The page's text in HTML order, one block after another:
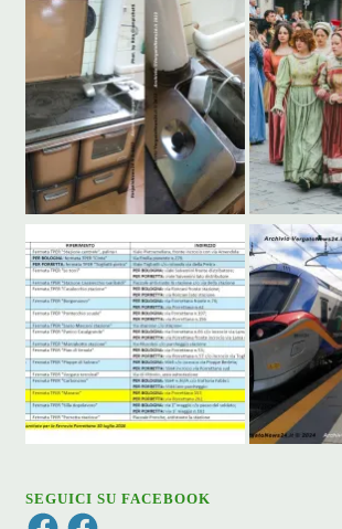
SEGUICI SU FACEBOOK
FacebookFacebook